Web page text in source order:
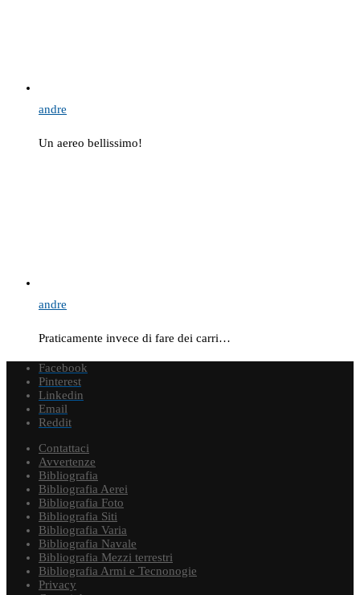
andre
Un aereo bellissimo!
andre
Praticamente invece di fare dei carri…
Facebook
Pinterest
Linkedin
Email
Reddit
Contattaci
Avvertenze
Bibliografia
Bibliografia Aerei
Bibliografia Foto
Bibliografia Siti
Bibliografia Varia
Bibliografia Navale
Bibliografia Mezzi terrestri
Bibliografia Armi e Tecnonogie
Privacy